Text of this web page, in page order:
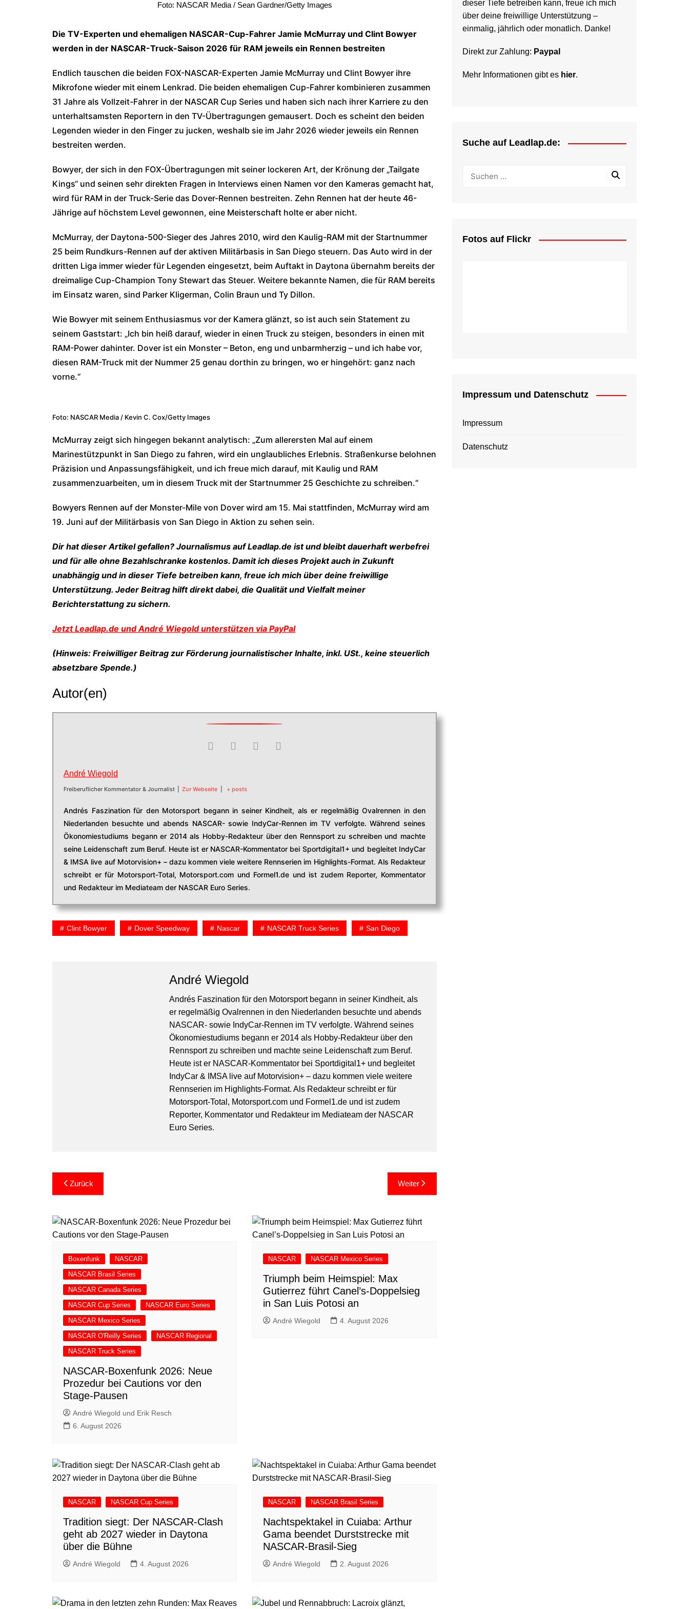
WoO Late Model Series
Foto: NASCAR Media / Sean Gardner/Getty Images
Die TV-Experten und ehemaligen NASCAR-Cup-Fahrer Jamie McMurray und Clint Bowyer
werden in der NASCAR-Truck-Saison 2026 für RAM jeweils ein Rennen bestreiten
Endlich tauschen die beiden FOX-NASCAR-Experten Jamie McMurray und Clint Bowyer ihre
Mikrofone wieder mit einem Lenkrad. Die beiden ehemaligen Cup-Fahrer kombinieren zusammen
31 Jahre als Vollzeit-Fahrer in der NASCAR Cup Series und haben sich nach ihrer Karriere zu den
unterhaltsamsten Reportern in den TV-Übertragungen gemausert. Doch es scheint den beiden
Legenden wieder in den Finger zu jucken, weshalb sie im Jahr 2026 wieder jeweils ein Rennen
bestreiten werden.
Bowyer, der sich in den FOX-Übertragungen mit seiner lockeren Art, der Krönung der „Tailgate
Kings“ und seinen sehr direkten Fragen in Interviews einen Namen vor den Kameras gemacht hat,
wird für RAM in der Truck-Serie das Dover-Rennen bestreiten. Zehn Rennen hat der heute 46-
Jährige auf höchstem Level gewonnen, eine Meisterschaft holte er aber nicht.
McMurray, der Daytona-500-Sieger des Jahres 2010, wird den Kaulig-RAM mit der Startnummer
25 beim Rundkurs-Rennen auf der aktiven Militärbasis in San Diego steuern. Das Auto wird in der
dritten Liga immer wieder für Legenden eingesetzt, beim Auftakt in Daytona übernahm bereits der
dreimalige Cup-Champion Tony Stewart das Steuer. Weitere bekannte Namen, die für RAM bereits
im Einsatz waren, sind Parker Kligerman, Colin Braun und Ty Dillon.
Wie Bowyer mit seinem Enthusiasmus vor der Kamera glänzt, so ist auch sein Statement zu
seinem Gaststart: „Ich bin heiß darauf, wieder in einen Truck zu steigen, besonders in einen mit
RAM-Power dahinter. Dover ist ein Monster – Beton, eng und unbarmherzig – und ich habe vor,
diesen RAM-Truck mit der Nummer 25 genau dorthin zu bringen, wo er hingehört: ganz nach
vorne.“
Foto: NASCAR Media / Kevin C. Cox/Getty Images
McMurray zeigt sich hingegen bekannt analytisch: „Zum allerersten Mal auf einem
Marinestützpunkt in San Diego zu fahren, wird ein unglaubliches Erlebnis. Straßenkurse belohnen
Präzision und Anpassungsfähigkeit, und ich freue mich darauf, mit Kaulig und RAM
zusammenzuarbeiten, um in diesem Truck mit der Startnummer 25 Geschichte zu schreiben.“
Bowyers Rennen auf der Monster-Mile von Dover wird am 15. Mai stattfinden, McMurray wird am
19. Juni auf der Militärbasis von San Diego in Aktion zu sehen sein.
Dir hat dieser Artikel gefallen? Journalismus auf Leadlap.de ist und bleibt dauerhaft werbefrei
und für alle ohne Bezahlschranke kostenlos. Damit ich dieses Projekt auch in Zukunft
unabhängig und in dieser Tiefe betreiben kann, freue ich mich über deine freiwillige
Unterstützung. Jeder Beitrag hilft direkt dabei, die Qualität und Vielfalt meiner
Berichterstattung zu sichern.
Jetzt Leadlap.de und André Wiegold unterstützen via PayPal
(Hinweis: Freiwilliger Beitrag zur Förderung journalistischer Inhalte, inkl. USt., keine steuerlich
absetzbare Spende.)
Autor(en)
André Wiegold
Freiberuflicher Kommentator & Journalist Zur Webseite + posts
Andrés Faszination für den Motorsport begann in seiner Kindheit, als er regelmäßig Ovalrennen in den
Niederlanden besuchte und abends NASCAR- sowie IndyCar-Rennen im TV verfolgte. Während seines
Ökonomiestudiums begann er 2014 als Hobby-Redakteur über den Rennsport zu schreiben und machte
seine Leidenschaft zum Beruf. Heute ist er NASCAR-Kommentator bei Sportdigital1+ und begleitet IndyCar
& IMSA live auf Motorvision+ – dazu kommen viele weitere Rennserien im Highlights-Format. Als Redakteur
schreibt er für Motorsport-Total, Motorsport.com und Formel1.de und ist zudem Reporter, Kommentator
und Redakteur im Mediateam der NASCAR Euro Series.
Clint Bowyer Dover Speedway Nascar NASCAR Truck Series San Diego
André Wiegold
Andrés Faszination für den Motorsport begann in seiner Kindheit, als
er regelmäßig Ovalrennen in den Niederlanden besuchte und abends
NASCAR- sowie IndyCar-Rennen im TV verfolgte. Während seines
Ökonomiestudiums begann er 2014 als Hobby-Redakteur über den
Rennsport zu schreiben und machte seine Leidenschaft zum Beruf.
Heute ist er NASCAR-Kommentator bei Sportdigital1+ und begleitet
IndyCar & IMSA live auf Motorvision+ – dazu kommen viele weitere
Rennserien im Highlights-Format. Als Redakteur schreibt er für
Motorsport-Total, Motorsport.com und Formel1.de und ist zudem
Reporter, Kommentator und Redakteur im Mediateam der NASCAR
Euro Series.
Beitragsnavigation
Zurück Weiter
Boxenfunk
NASCAR
NASCAR Brasil Series
NASCAR Canada Series
NASCAR Cup Series
NASCAR Euro Series
NASCAR Mexico Series
NASCAR O'Reilly Series
NASCAR Regional
NASCAR Truck Series
NASCAR-Boxenfunk 2026: Neue
Prozedur bei Cautions vor den
Stage-Pausen
André Wiegold und Erik Resch
6. August 2026
NASCAR NASCAR Mexico Series
Triumph beim Heimspiel: Max
Gutierrez führt Canel’s-Doppelsieg
in San Luis Potosi an
André Wiegold 4. August 2026
NASCAR NASCAR Cup Series
Tradition siegt: Der NASCAR-Clash
geht ab 2027 wieder in Daytona
über die Bühne
André Wiegold 4. August 2026
NASCAR NASCAR Brasil Series
Nachtspektakel in Cuiaba: Arthur
Gama beendet Durststrecke mit
NASCAR-Brasil-Sieg
André Wiegold 2. August 2026
dieser Tiefe betreiben kann, freue ich mich
über deine freiwillige Unterstützung –
einmalig, jährlich oder monatlich. Danke!
Direkt zur Zahlung: Paypal
Mehr Informationen gibt es hier.
Suche auf Leadlap.de:
Fotos auf Flickr
Impressum und Datenschutz
Impressum
Datenschutz